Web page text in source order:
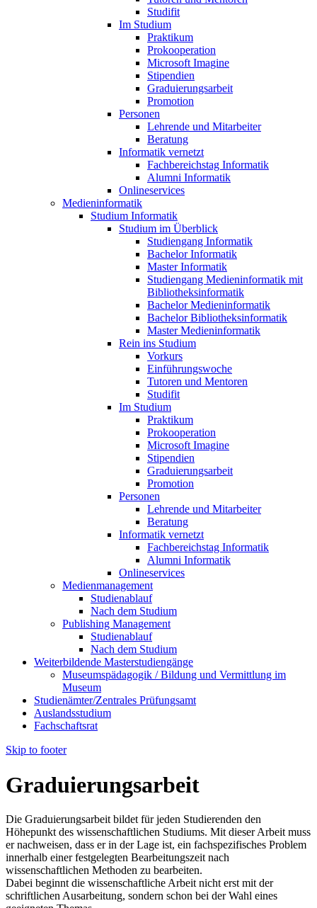
Studifit
Im Studium
Praktikum
Prokooperation
Microsoft Imagine
Stipendien
Graduierungsarbeit
Promotion
Personen
Lehrende und Mitarbeiter
Beratung
Informatik vernetzt
Fachbereichstag Informatik
Alumni Informatik
Onlineservices
Medieninformatik
Studium Informatik
Studium im Überblick
Studiengang Informatik
Bachelor Informatik
Master Informatik
Studiengang Medieninformatik mit
Bibliotheksinformatik
Bachelor Medieninformatik
Bachelor Bibliotheksinformatik
Master Medieninformatik
Rein ins Studium
Vorkurs
Einführungswoche
Tutoren und Mentoren
Studifit
Im Studium
Praktikum
Prokooperation
Microsoft Imagine
Stipendien
Graduierungsarbeit
Promotion
Personen
Lehrende und Mitarbeiter
Beratung
Informatik vernetzt
Fachbereichstag Informatik
Alumni Informatik
Onlineservices
Medienmanagement
Studienablauf
Nach dem Studium
Publishing Management
Studienablauf
Nach dem Studium
Weiterbildende Masterstudiengänge
Museumspädagogik / Bildung und Vermittlung im
Museum
Studienämter/Zentrales Prüfungsamt
Auslandsstudium
Fachschaftsrat
Skip to footer
Graduierungsarbeit
Die Graduierungsarbeit bildet für jeden Studierenden den
Höhepunkt des wissenschaftlichen Studiums. Mit dieser Arbeit muss
er nachweisen, dass er in der Lage ist, ein fachspezifisches Problem
innerhalb einer festgelegten Bearbeitungszeit nach
wissenschaftlichen Methoden zu bearbeiten.
Dabei beginnt die wissenschaftliche Arbeit nicht erst mit der
schriftlichen Ausarbeitung, sondern schon bei der Wahl eines